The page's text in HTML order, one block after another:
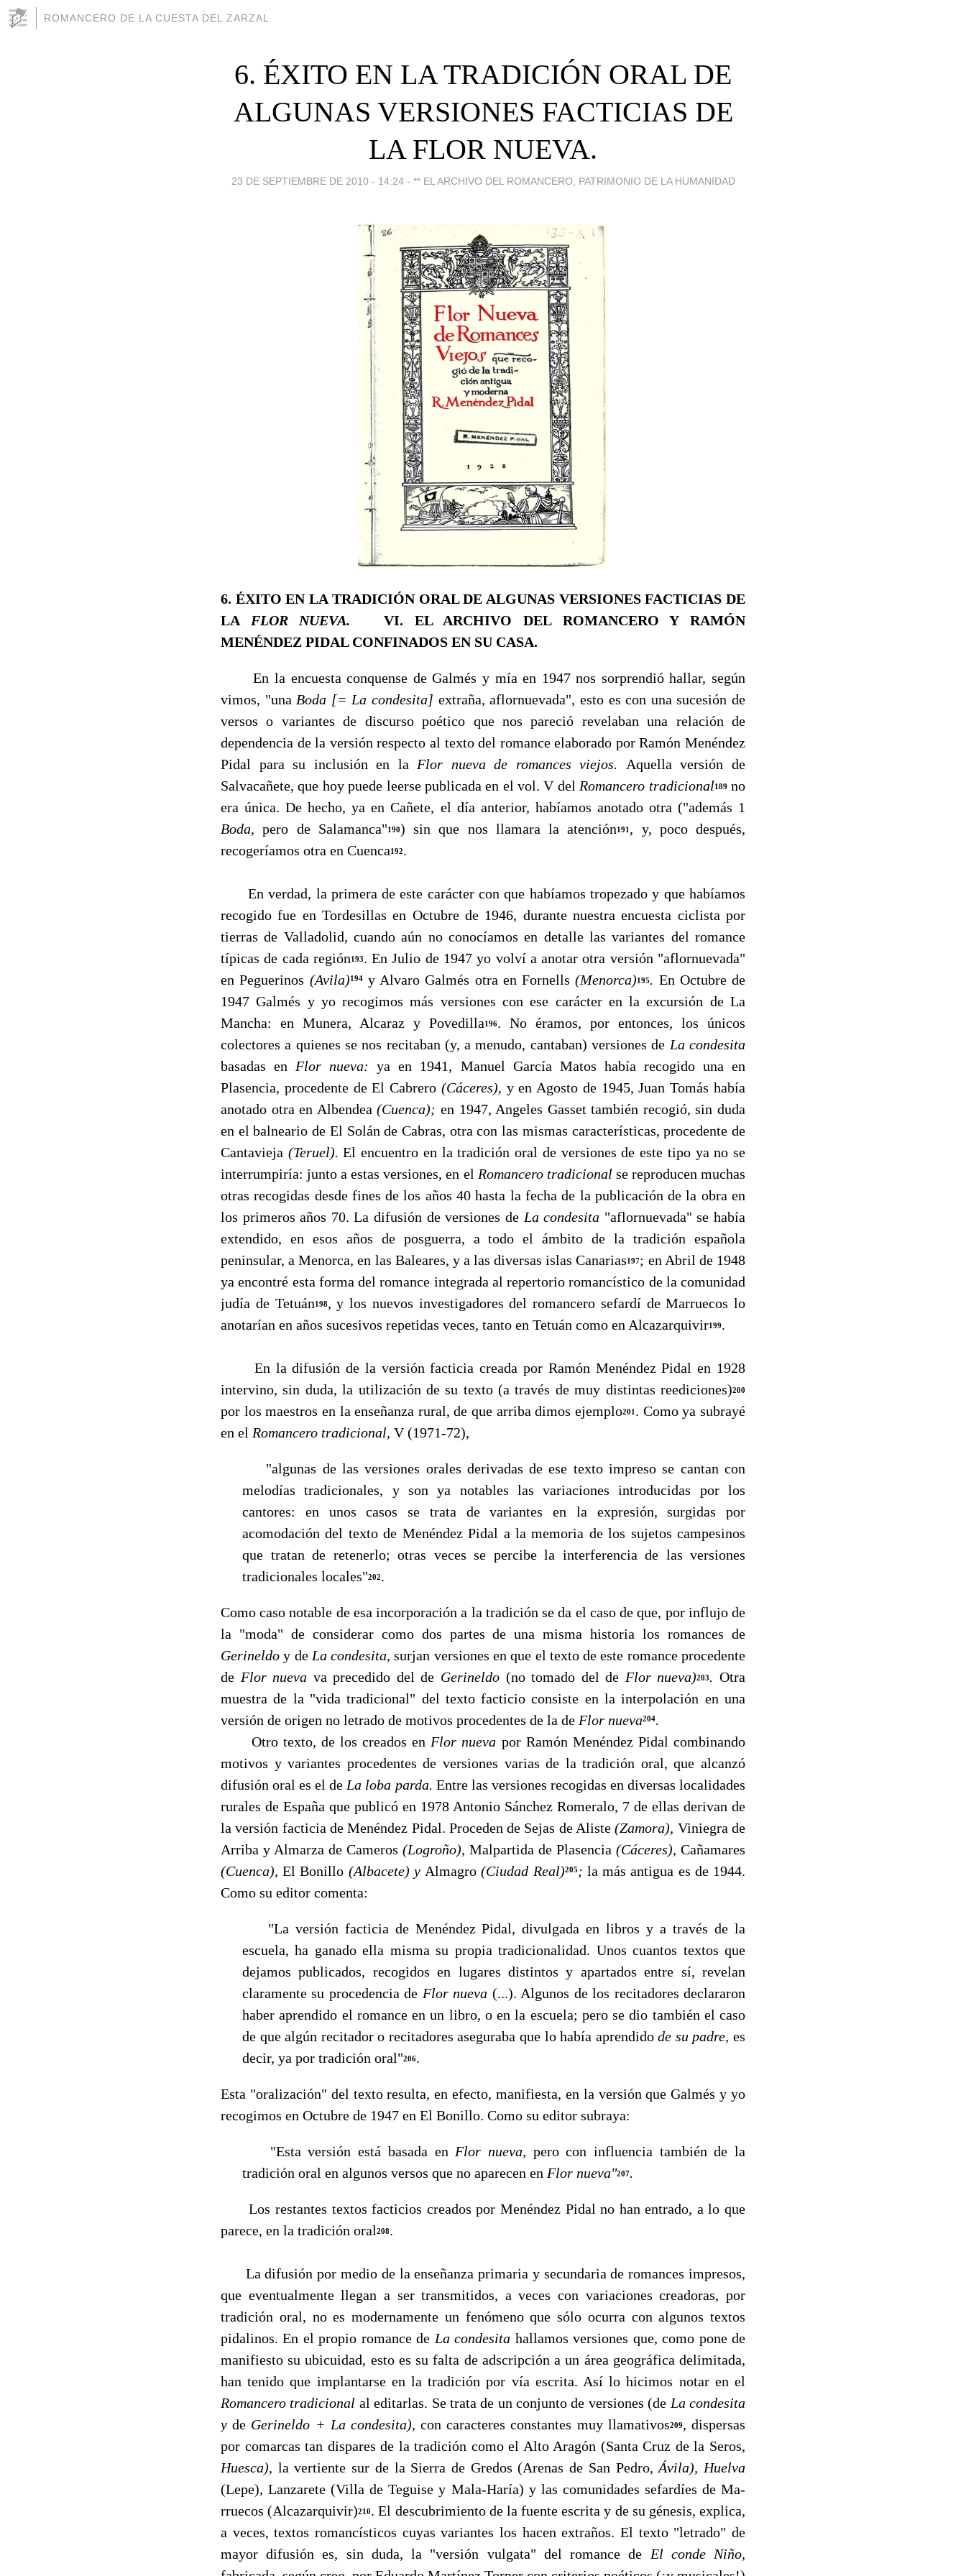
ROMANCERO DE LA CUESTA DEL ZARZAL
6. ÉXITO EN LA TRADICIÓN ORAL DE
ALGUNAS VERSIONES FACTICIAS DE
LA FLOR NUEVA.
23 DE SEPTIEMBRE DE 2010 - 14:24 - ** EL ARCHIVO DEL ROMANCERO, PATRIMONIO DE LA HUMANIDAD
6. ÉXITO EN LA TRADICIÓN ORAL DE ALGUNAS VERSIONES FACTICIAS DE
LA FLOR NUEVA.
VI. EL ARCHIVO DEL ROMANCERO Y RAMÓN
MENÉNDEZ PIDAL CONFINADOS EN SU CASA.
En la encuesta conquense de Galmés y mía en 1947 nos sorprendió hallar, según
vimos, "una Boda [= La condesita] extraña, aflornuevada", esto es con una sucesión de
versos o variantes de discurso poético que nos pareció revelaban una relación de
dependencia de la versión respecto al texto del romance elaborado por Ramón Menéndez
Pidal para su inclusión en la Flor nueva de romances viejos. Aquella versión de
Salvacañete, que hoy puede leerse publicada en el vol. V del Romancero tradicional189 no
era única. De hecho, ya en Cañete, el día anterior, habíamos anotado otra ("además 1
Boda,pero de Salamanca"190) sin que nos llamara la atención191 , y, poco después,
recogeríamos otra en Cuenca192.
En verdad, la primera de este carácter con que habíamos tropezado y que habíamos
recogido fue en Tordesillas en Octubre de 1946, durante nuestra encuesta ciclista por
tierras de Valladolid, cuando aún no conocíamos en detalle las variantes del romance
típicas de cada región193. En Julio de 1947 yo volví a anotar otra versión "aflornuevada"
en Peguerinos (Avila)194y Alvaro Gal­més otra en Fornells(Menorca)195. En Octubre de
1947 Galmés y yo recogimos más versiones con ese carácter en la excursión de La
Mancha: en Munera, Alcaraz y Povedilla196. No éramos, por entonces, los únicos
colectores a quienes se nos recitaban (y, a menudo, cantaban) versiones de La condesita
basadas en Flor nueva:ya en 1941, Manuel García Matos había recogido una en
Plasencia, procedente de El Cabrero (Cáceres), y en Agosto de 1945, Juan Tomás había
anotado otra en Albendea(Cuenca); en 1947, Angeles Gasset también recogió, sin duda
en el balneario de El Solán de Cabras, otra con las mismas características, procedente de
Cantavieja (Teruel).El encuentro en la tradición oral de versiones de este tipo ya no se
interrumpiría: junto a estas ver­siones, en el Romancero tradicional se reproducen muchas
otras recogidas desde fines de los años 40 hasta la fecha de la publicación de la obra en
los primeros años 70. La difusión de versiones de La condesita "aflornuevada" se había
extendido, en esos años de posguerra, a todo el ámbito de la tradición española
peninsular, a Menorca, en las Baleares, y a las diversas islas Canarias197; en Abril de 1948
ya encontré esta forma del romance integrada al repertorio romancístico de la co­munidad
judía de Tetuán198, y los nuevos investigadores del romancero sefardí de Marruecos lo
anotarían en años sucesivos repetidas veces, tanto en Tetuán como en Alcazarquivir199.
En la difusión de la versión facticia creada por Ramón Menéndez Pidal en 1928
intervino, sin duda, la utilización de su texto (a través de muy distintas reediciones)200
por los maestros en la enseñanza rural, de que arriba dimos ejemplo201 . Como ya subrayé
en el Romancero tradicio­nal, V (1971-72),
"algunas de las versiones orales derivadas de ese texto impreso se cantan con
melodías tra­dicionales, y son ya notables las variaciones introducidas por los
cantores: en unos casos se trata de variantes en la expresión, surgidas por
acomodación del texto de Menéndez Pidal a la memoria de los sujetos campesinos
que tratan de retenerlo; otras veces se percibe la inter­ferencia de las versiones
tradicionales locales"202.
Como caso notable de esa incorporación a la tradición se da el caso de que, por influjo de
la "moda" de considerar como dos partes de una misma historia los romances de
Gerineldoy de La condesita,surjan versiones en que el texto de este romance procedente
de Flor nueva va precedi­do del de Gerineldo (no tomado del de Flor nueva)203.Otra
muestra de la "vida tradicional" del texto facticio consiste en la interpolación en una
versión de origen no letrado de motivos pro­cedentes de la de Flor nueva204.
Otro texto, de los creados en Flor nueva por Ramón Menéndez Pidal combinando
motivos y variantes procedentes de versiones varias de la tradición oral, que alcanzó
difusión oral es el de La loba parda. Entre las versiones recogidas en diversas localidades
rurales de España que publicó en 1978 Antonio Sánchez Romeralo, 7 de ellas derivan de
la versión facticia de Menéndez Pidal. Proceden de Sejas de Aliste(Zamora), Viniegra de
Arriba y Almarza de Cameros (Logro­ño), Malpartida de Plasencia (Cáceres), Cañamares
(Cuenca),El Bonillo (Albacete) y Almagro(Ciudad Real)205; la más antigua es de 1944.
Como su editor comenta:
"La versión facticia de Menéndez Pidal, divulgada en libros y a través de la
escuela, ha ga­nado ella misma su propia tradicionalidad. Unos cuantos textos que
dejamos publicados, re­cogidos en lugares distintos y apartados entre sí, revelan
claramente su procedencia de Flor nueva (...). Algunos de los recitadores declararon
haber aprendido el romance en un libro, o en la escuela; pero se dio también el caso
de que algún recitador o recitadores aseguraba que lo había aprendidode su padre,es
decir, ya por tradición oral"206.
Esta "oralización" del texto resulta, en efecto, manifiesta, en la versión que Galmés y yo
recogi­mos en Octubre de 1947 en El Bonillo. Como su editor subraya:
"Esta versión está basada en Flor nueva, pero con influencia también de la
tradición oral en algunos versos que no aparecen en Flor nueva"207.
Los restantes textos facticios creados por Menéndez Pidal no han entrado, a lo que
parece, en la tradición oral208.
La difusión por medio de la enseñanza primaria y secundaria de romances impresos,
que eventualmente llegan a ser transmitidos, a veces con variaciones creadoras, por
tradición oral, no es modernamente un fenómeno que sólo ocurra con algunos textos
pidalinos. En el propio romance de La condesita hallamos versiones que, como pone de
manifiesto su ubicuidad, esto es su falta de adscripción a un área geográfica delimitada,
han tenido que implantarse en la tradi­ción por vía escrita. Así lo hicimos notar en el
Romancero tradicional al editarlas. Se trata de un conjunto de versiones (de La condesita
yde Gerineldo + La condesita),con caracteres constantes muy llamativos209, dispersas
por comarcas tan dispares de la tradición como el Alto Aragón (San­ta Cruz de la Seros,
Huesca), la vertiente sur de la Sierra de Gredos (Arenas de San Pedro,Ávila), Huelva
(Lepe), Lanzarete (Villa de Teguise y Mala-Haría) y las comunidades sefardíes de Ma­
rruecos (Alcazarquivir)210. El descubrimiento de la fuente escrita y de su génesis, explica,
a ve­ces, textos romancísticos cuyas variantes los hacen extraños. El texto "letrado" de
mayor difusión es, sin duda, la "versión vulgata" del romance de El conde Niño,